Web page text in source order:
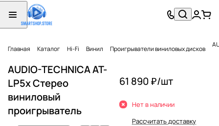
Главная Каталог Hi-Fi Винил Проигрыватели виниловых дисков
AUDIO-TECHNICA AT-
LP5x Стерео
виниловый
проигрыватель
61 890 ₽/шт
Нет в наличии
Рассчитать доставку